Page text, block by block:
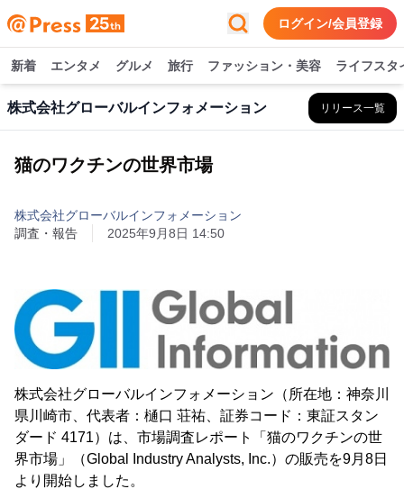
ログイン/会員登録
新着 エンタメ グルメ 旅行 ファッション・美容 ライフスタ
株式会社グローバルインフォメーション リリース一覧
猫のワクチンの世界市場
株式会社グローバルインフォメーション
調査・報告
2025年9月8日 14:50
株式会社グローバルインフォメーション（所在地：神奈川
県川崎市、代表者：樋口 荘祐、証券コード：東証スタン
ダード 4171）は、市場調査レポート「猫のワクチンの世
界市場」（Global Industry Analysts, Inc.）の販売を9月8日
より開始しました。